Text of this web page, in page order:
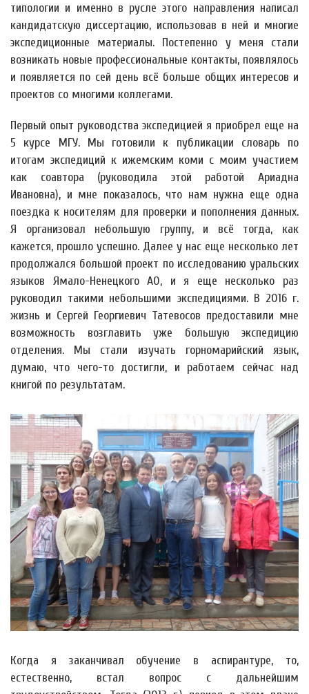
типологии и именно в русле этого направления написал
кандидатскую диссертацию, использовав в ней и многие
экспедиционные материалы. Постепенно у меня стали
возникать новые профессиональные контакты, появлялось
и появляется по сей день всё больше общих интересов и
проектов со многими коллегами.
Первый опыт руководства экспедицией я приобрел еще на
5 курсе МГУ. Мы готовили к публикации словарь по
итогам экспедиций к ижемским коми с моим участием
как соавтора (руководила этой работой Ариадна
Ивановна), и мне показалось, что нам нужна еще одна
поездка к носителям для проверки и пополнения данных.
Я организовал небольшую группу, и всё тогда, как
кажется, прошло успешно. Далее у нас еще несколько лет
продолжался большой проект по исследованию уральских
языков Ямало-Ненецкого АО, и я еще несколько раз
руководил такими небольшими экспедициями. В 2016 г.
жизнь и Сергей Георгиевич Татевосов предоставили мне
возможность возглавить уже большую экспедицию
отделения. Мы стали изучать горномарийский язык,
думаю, что чего-то достигли, и работаем сейчас над
книгой по результатам.
Когда я заканчивал обучение в аспирантуре, то,
естественно, встал вопрос с дальнейшим